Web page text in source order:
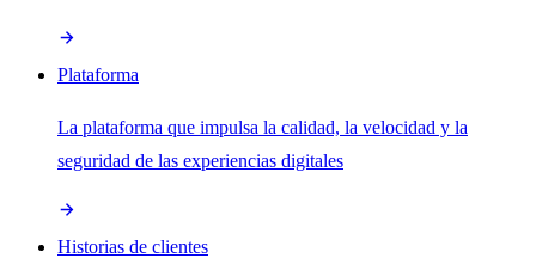
Plataforma
La plataforma que impulsa la calidad, la velocidad y la
seguridad de las experiencias digitales
Historias de clientes